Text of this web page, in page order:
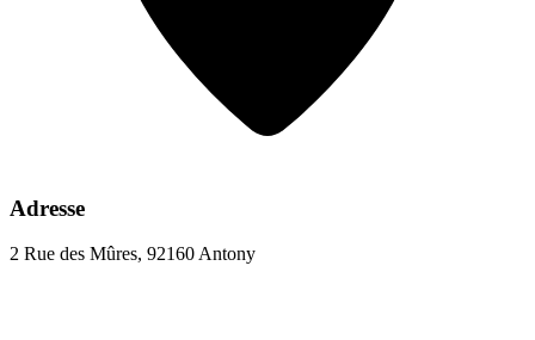
Adresse
2 Rue des Mûres, 92160 Antony